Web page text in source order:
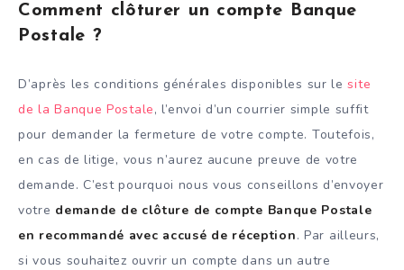
Comment clôturer un compte Banque
Postale ?
D’après les conditions générales disponibles sur lesite
de la Banque Postale, l’envoi d’un courrier simple suffit
pour demander la fermeture de votre compte. Toutefois,
en cas de litige, vous n’aurez aucune preuve de votre
demande. C’est pourquoi nous vous conseillons d’envoyer
votre demande de clôture de compte Banque Postale
en recommandé avec accusé de réception. Par ailleurs,
si vous souhaitez ouvrir un compte dans un autre